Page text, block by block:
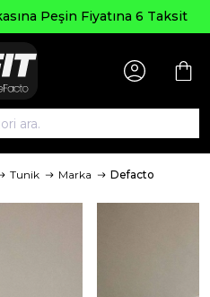
Peşin Fiyatına 6 Taksit
Tunik Marka Defacto